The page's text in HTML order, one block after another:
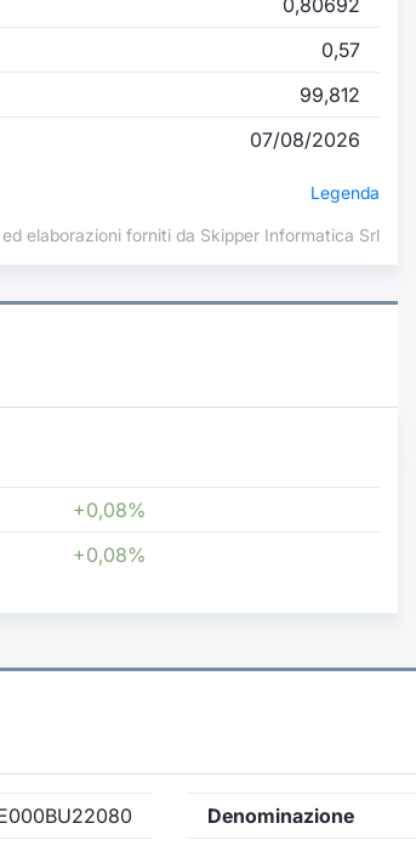
0,57
99,812
07/08/2026
Legenda
elaborazioni forniti da Skipper Informatica Srl
+0,08%
+0,08%
Denominazione